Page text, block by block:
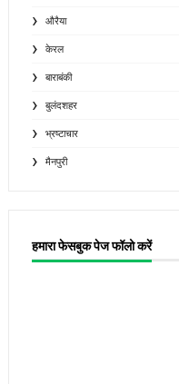
औरैया
केरल
बाराबंकी
बुलंदशहर
भ्रष्टाचार
मैनपुरी
हमारा फेसबुक पेज फॉलो करें